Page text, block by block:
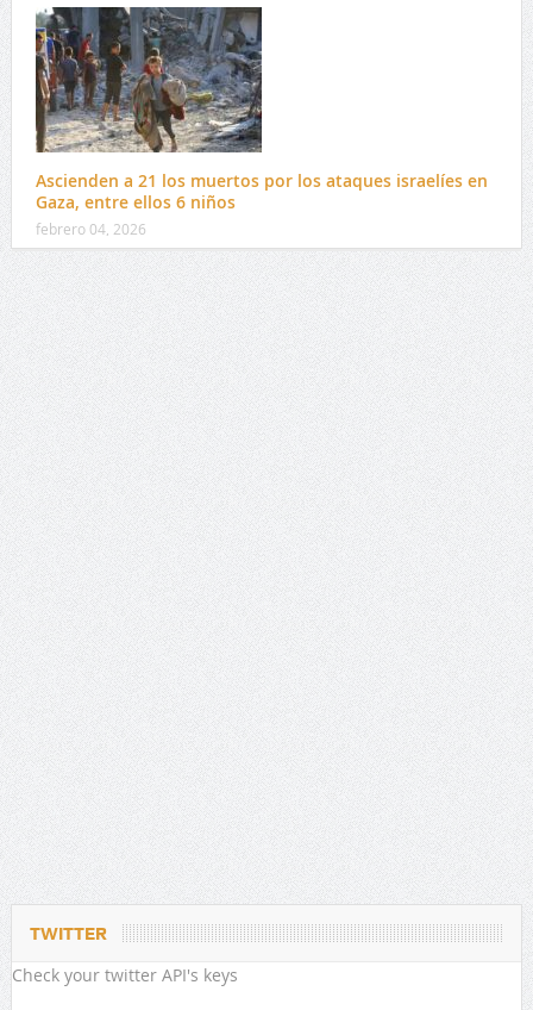
Ascienden a 21 los muertos por los ataques israelíes en
Gaza, entre ellos 6 niños
febrero 04, 2026
TWITTER
Check your twitter API's keys